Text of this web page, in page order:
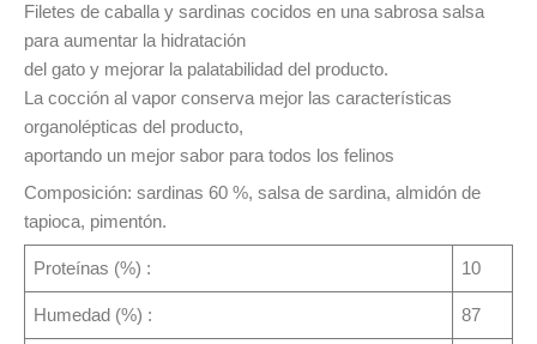
Filetes de caballa y sardinas cocidos en una sabrosa salsa
para aumentar la hidratación
del gato y mejorar la palatabilidad del producto.
La cocción al vapor conserva mejor las características
organolépticas del producto,
aportando un mejor sabor para todos los felinos
Composición: sardinas 60 %, salsa de sardina, almidón de
tapioca, pimentón.
Proteínas (%) : 10
Humedad (%) : 87